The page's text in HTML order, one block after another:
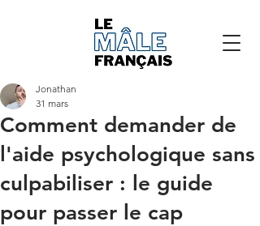
Comment demander de
l'aide psychologique sans
culpabiliser : le guide
pour passer le cap
Jonathan
31 mars